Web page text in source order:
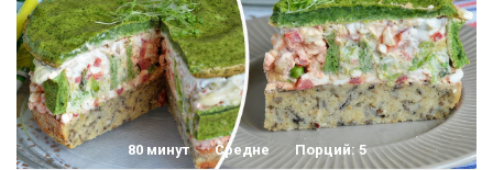
80 минут Средне Порций: 5